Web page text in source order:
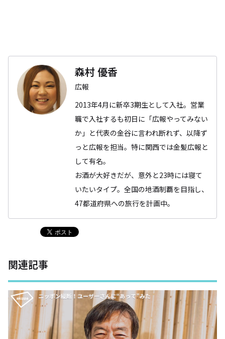
森村 優香
広報
2013年4月に新卒3期生として入社。営業
職で入社するも初日に「広報やってみない
か」と代表の金谷に言われ断れず、以降ず
っと広報を担当。特に関西では金髪広報と
して有名。
お酒が大好きだが、意外と23時には寝て
いたいタイプ。全国の地酒制覇を目指し、
47都道府県への旅行を計画中。
関連記事